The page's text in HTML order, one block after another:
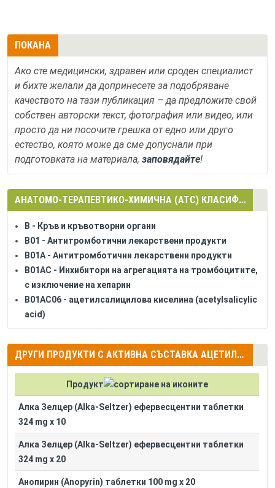
ПОКАНА
Ако сте медицински, здравен или сроден специалист
и бихте желали да допринесете за подобряване
качеството на тази публикация – да предложите свой
собствен авторски текст, фотография или видео, или
просто да ни посочите грешка от едно или друго
естество, която може да сме допуснали при
подготовката на материала, заповядайте!
АНАТОМО-ТЕРАПЕВТИКО-ХИМИЧНА (АТС) КЛАСИФИКАЦИЯ
B - Кръв и кръвотворни органи
B01 - Антитромботични лекарствени продукти
B01A - Антитромботични лекарствени продукти
B01AC - Инхибитори на агрегацията на тромбоцитите,
с изключение на хепарин
B01AC06 - ацетилсалицилова киселина (acetylsalicylic
acid)
ДРУГИ ПРОДУКТИ С АКТИВНА СЪСТАВКА АЦЕТИЛСАЛИЦИЛОВА КИСЕЛИНА (ACETYLSALICYLIC ACID)
Продукт
Алка Зелцер (Alka-Seltzer) ефервесцентни таблетки
324 mg x 10
Алка Зелцер (Alka-Seltzer) ефервесцентни таблетки
324 mg x 20
Анопирин (Anopyrin) таблетки 100 mg x 20